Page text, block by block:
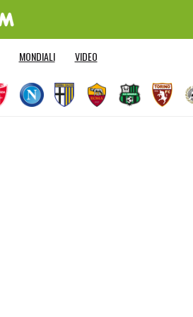
MONDIALI VIDEO